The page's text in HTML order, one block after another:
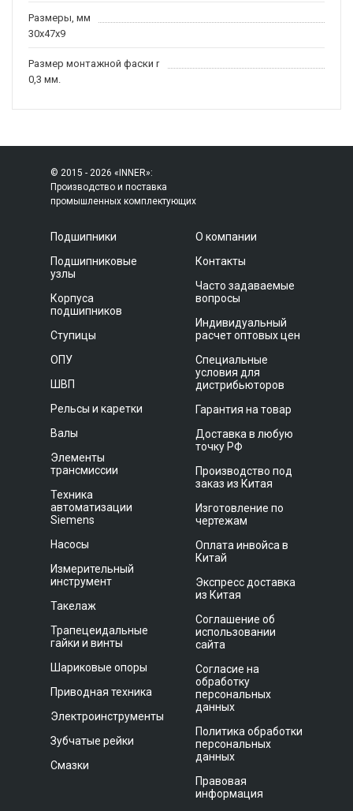
Размеры, мм
30x47x9
Размер монтажной фаски r
0,3 мм.
© 2015 - 2026 «INNER»:
Производство и поставка
промышленных комплектующих
Подшипники
Подшипниковые
узлы
Корпуса
подшипников
Ступицы
ОПУ
ШВП
Рельсы и каретки
Валы
Элементы
трансмиссии
Техника
автоматизации
Siemens
Насосы
Измерительный
инструмент
Такелаж
Трапецеидальные
гайки и винты
Шариковые опоры
Приводная техника
Электроинструменты
Зубчатые рейки
Смазки
О компании
Контакты
Часто задаваемые
вопросы
Индивидуальный
расчет оптовых цен
Специальные
условия для
дистрибьюторов
Гарантия на товар
Доставка в любую
точку РФ
Производство под
заказ из Китая
Изготовление по
чертежам
Оплата инвойса в
Китай
Экспресс доставка
из Китая
Соглашение об
использовании
сайта
Согласие на
обработку
персональных
данных
Политика обработки
персональных
данных
Правовая
информация